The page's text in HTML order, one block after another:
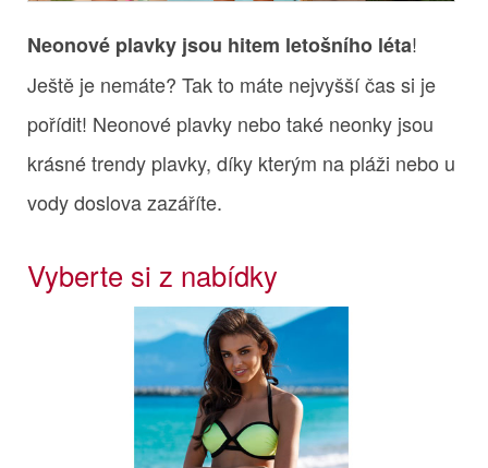
Neonové plavky jsou hitem letošního léta!
Ještě je nemáte? Tak to máte nejvyšší čas si je
pořídit! Neonové plavky nebo také neonky jsou
krásné trendy plavky, díky kterým na pláži nebo u
vody doslova zazáříte.
Vyberte si z nabídky